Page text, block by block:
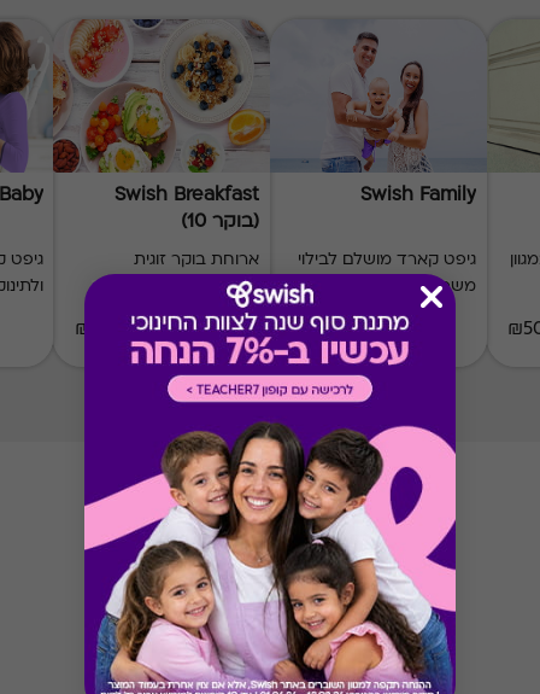
ניתן לממש את כל הסכום במקום אחד
Swish Family
גיפט קארד מושלם לבילוי
משפחתי
₪20-₪500
Swish Breakfast
(בוקר 10)
ארוחת בוקר זוגית
במבחר מסעדות
גיפט